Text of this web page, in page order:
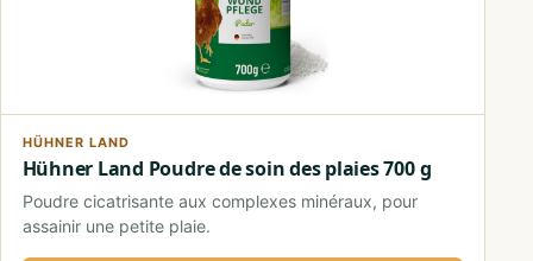
HÜHNER LAND
Hühner Land Poudre de soin des plaies 700 g
Poudre cicatrisante aux complexes minéraux, pour
assainir une petite plaie.